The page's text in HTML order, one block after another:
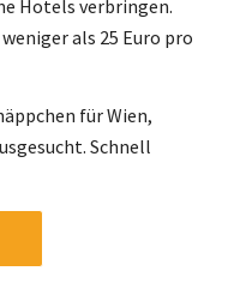
Hotels verbringen.
als 25 Euro pro
für Wien,
Schnell